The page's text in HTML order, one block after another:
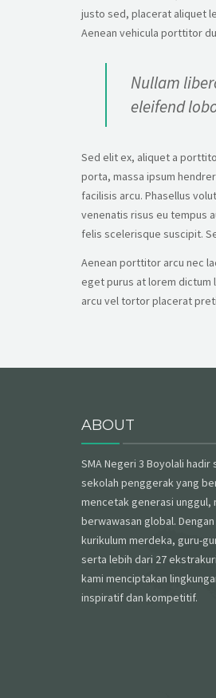
justo sed, placerat aliquet
Aenean vehicula porttitor
Nullam
eleifend
Sed elit ex, aliquet a
porta, massa ipsum
facilisis arcu. Phasellus
venenatis risus eu tempus
felis scelerisque suscipit.
Aenean porttitor arcu nec
eget purus at lorem dictum
arcu vel tortor placerat
ABOUT
SMA Negeri 3 Boyolali hadir
sekolah penggerak yang
mencetak generasi unggul,
berwawasan global.
kurikulum merdeka, guru-
serta lebih dari 27
kami menciptakan
inspiratif dan kompetitif.